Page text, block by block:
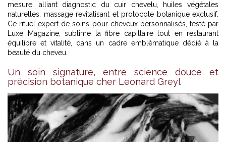
mesure, alliant diagnostic du cuir chevelu, huiles végétales
naturelles, massage revitalisant et protocole botanique exclusif.
Ce rituel expert de soins pour cheveux personnalisés, testé par
Luxe Magazine, sublime la fibre capillaire tout en restaurant
équilibre et vitalité, dans un cadre emblématique dédié à la
beauté du cheveu.
Un soin signature, entre science douce et
précision botanique cher Leonard Greyl